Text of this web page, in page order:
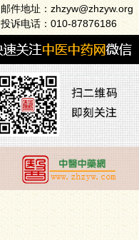
邮件地址：zhzyw@zhzyw.org
投诉电话：010-87876186